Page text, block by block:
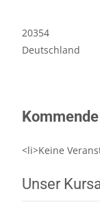
20354
Deutschland
<li>Keine
Unser